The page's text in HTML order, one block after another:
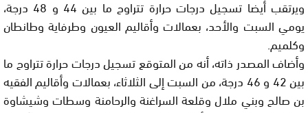
ويرتقب أيضا تسجيل درجات حرارة تتراوح ما بين 44 و 48 درجة،
يومي السبت والأحد، بعمالات وأقاليم العيون وطرفاية وطانطان
وكلميم.
وأضاف المصدر ذاته، أنه من المتوقع تسجيل درجات حرارة تتراوح ما
بين 42 و 46 درجة، من السبت إلى الثلاثاء، بعمالات وأقاليم الفقيه
بن صالح وبني ملال وقلعة السراغنة والرحامنة وسطات وشيشاوة